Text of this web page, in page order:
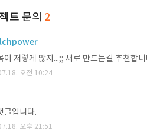
트 문의 2
이 저렇게 많지...;; 새로 만드는걸 추천합
오전 10:24
글입니다.
오후 21:51